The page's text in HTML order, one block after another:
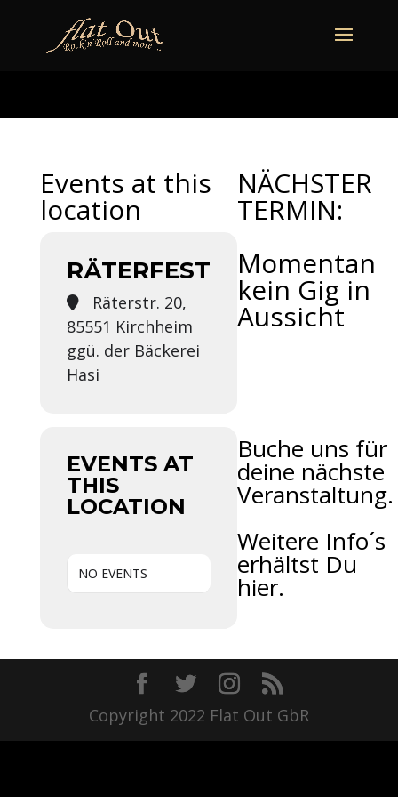
Events at this
location
RÄTERFEST
Räterstr. 20,
85551 Kirchheim
ggü. der Bäckerei
Hasi
EVENTS AT
THIS
LOCATION
NO EVENTS
NÄCHSTER
TERMIN:
Momentan
kein Gig in
Aussicht
Buche uns für
deine nächste
Veranstaltung.
Weitere Info´s
erhältst Du
hier.
Copyright 2022 Flat Out GbR